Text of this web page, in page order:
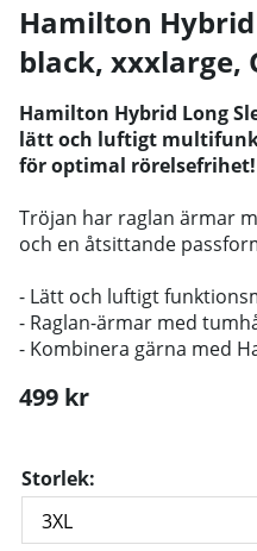
Hamilton Hybrid
black, xxxlarge,
Hamilton Hybrid Long
lätt och luftigt
för optimal rörelsefrihet!
Tröjan har raglan ärmar
och en åtsittande
- Lätt och luftigt
- Raglan-ärmar med
- Kombinera gärna med
499 kr
Storlek: